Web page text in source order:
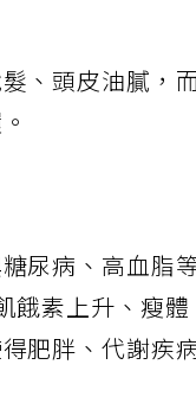
、頭皮油膩，
尿病、高血脂
餓素上升、瘦體
肥胖、代謝疾